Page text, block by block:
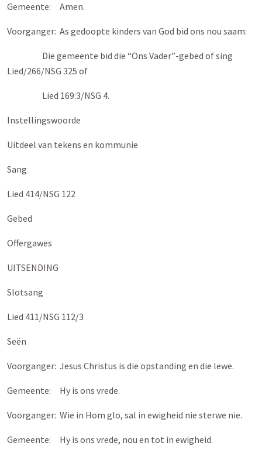
Gemeente: Amen.
Voorganger: As gedoopte kinders van God bid ons nou saam:
Die gemeente bid die “Ons Vader”-gebed of sing
Lied/266/NSG 325 of
Lied 169:3/NSG 4.
Instellingswoorde
Uitdeel van tekens en kommunie
Sang
Lied 414/NSG 122
Gebed
Offergawes
UITSENDING
Slotsang
Lied 411/NSG 112/3
Seën
Voorganger: Jesus Christus is die opstanding en die lewe.
Gemeente: Hy is ons vrede.
Voorganger: Wie in Hom glo, sal in ewigheid nie sterwe nie.
Gemeente: Hy is ons vrede, nou en tot in ewigheid.